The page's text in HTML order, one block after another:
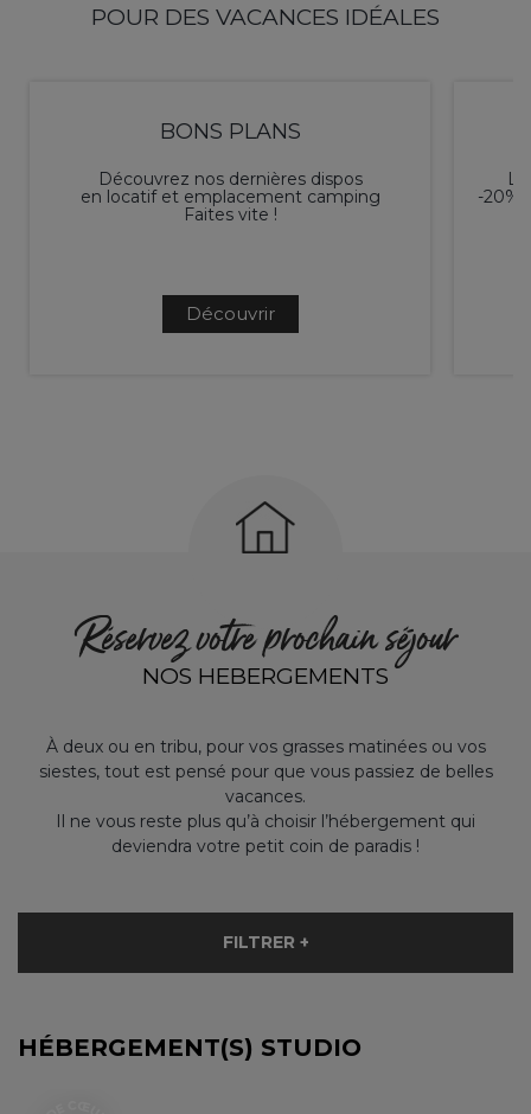
POUR DES VACANCES IDÉALES
BONS PLANS
Découvrez nos dernières dispos
en locatif et emplacement camping
Faites vite !
Découvrir
-20%
Réservez votre prochain séjour
NOS HEBERGEMENTS
À deux ou en tribu, pour vos grasses matinées ou vos
siestes, tout est pensé pour que vous passiez de belles
vacances.
Il ne vous reste plus qu’à choisir l’hébergement qui
deviendra votre petit coin de paradis !
FILTRER +
HÉBERGEMENT(S) STUDIO